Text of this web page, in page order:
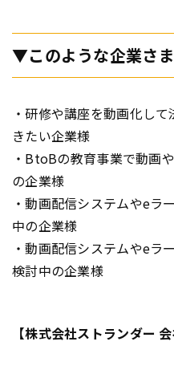
▼このような企業さ
・研修や講座を動画化し
きたい企業様
・BtoBの教育事業で動画
の企業様
・動画配信システムやeラ
中の企業様
・動画配信システムやeラ
検討中の企業様
【株式会社ストランダー 会